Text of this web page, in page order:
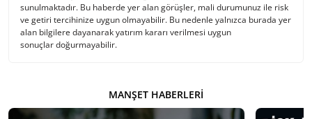
sunulmaktadır. Bu haberde yer alan görüşler, mali durumunuz ile risk
ve getiri tercihinize uygun olmayabilir. Bu nedenle yalnızca burada yer
alan bilgilere dayanarak yatırım kararı verilmesi uygun
sonuçlar doğurmayabilir.
MANŞET HABERLERI